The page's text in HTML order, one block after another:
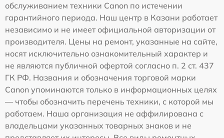
обслуживанием техники Canon по истечении
гарантийного периода. Наш центр в Казани работает
независимо и не имеет официальной авторизации от
производителя. Цены на ремонт, указанные на сайте,
носят исключительно ознакомительный характер и
не являются публичной офертой согласно п. 2 ст. 437
ГК РФ. Названия и обозначения торговой марки
Canon упоминаются только в информационных целях
— чтобы обозначить перечень техники, с которой мы
работаем. Наша организация не аффилирована с
владельцами указанных товарных знаков и не